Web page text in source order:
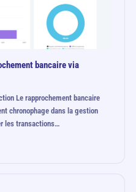
bancaire via
Le rapprochement bancaire
chronophage dans la gestion
les transactions…